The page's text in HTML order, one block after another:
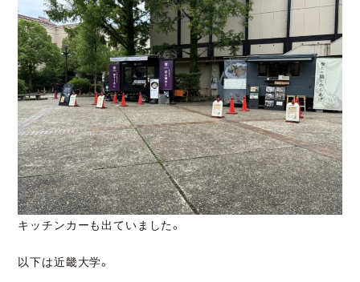
キッチンカーも出ていました。
以下は近畿大学。